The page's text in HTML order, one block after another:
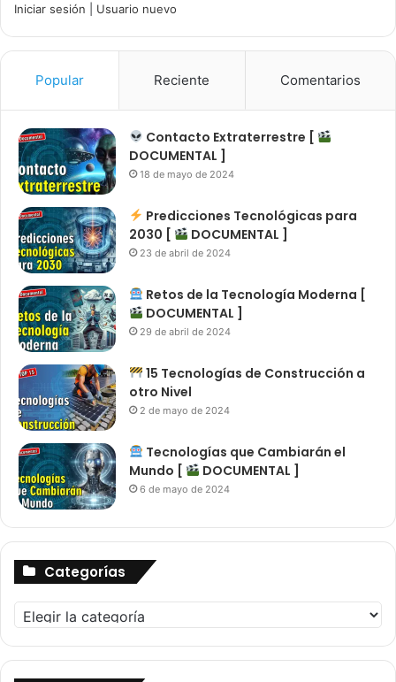
Iniciar sesión Usuario nuevo
Popular Reciente Comentarios
Contacto Extraterrestre [
DOCUMENTAL ]
18 de mayo de 2024
Predicciones Tecnológicas para
2030 [
DOCUMENTAL ]
23 de abril de 2024
Retos de la Tecnología Moderna [
DOCUMENTAL ]
29 de abril de 2024
15 Tecnologías de Construcción a
otro Nivel
2 de mayo de 2024
Tecnologías que Cambiarán el
Mundo [
DOCUMENTAL ]
6 de mayo de 2024
Categorías
Categorías